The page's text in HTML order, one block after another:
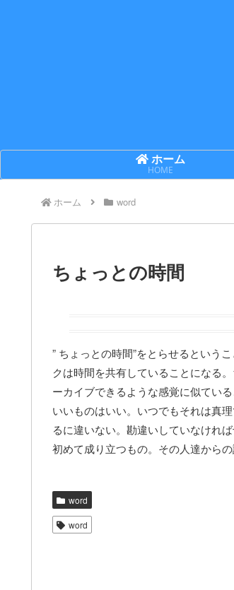
ホーム
HOME
ホーム word
ちょっとの時間
” ちょっとの時間”をとらせるという
クは時間を共有していることになる
ーカイブできるような感覚に似ている
いいものはいい。いつでもそれは真
るに違いない。勘違いしていなけれ
初めて成り立つもの。その人達からの
word
word